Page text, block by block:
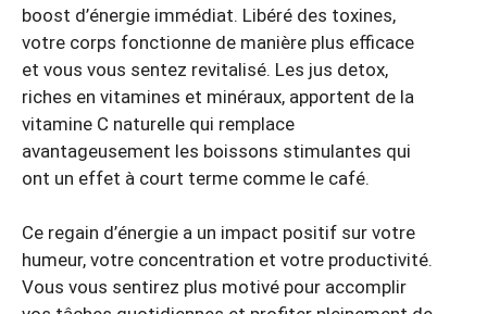
boost d’énergie immédiat. Libéré des toxines,
votre corps fonctionne de manière plus efficace
et vous vous sentez revitalisé. Les jus detox,
riches en vitamines et minéraux, apportent de la
vitamine C naturelle qui remplace
avantageusement les boissons stimulantes qui
ont un effet à court terme comme le café.
Ce regain d’énergie a un impact positif sur votre
humeur, votre concentration et votre productivité.
Vous vous sentirez plus motivé pour accomplir